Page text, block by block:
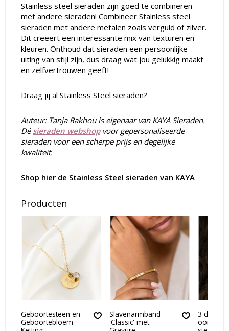
Stainless steel sieraden zijn goed te combineren
met andere sieraden! Combineer Stainless steel
sieraden met andere metalen zoals verguld of zilver.
Dit creëert een interessante mix van texturen en
kleuren. Onthoud dat sieraden een persoonlijke
uiting van stijl zijn, dus draag wat jou gelukkig maakt
en zelfvertrouwen geeft!
Draag jij al Stainless Steel sieraden?
Auteur: Tanja Rakhou is eigenaar van KAYA Sieraden.
Dé sieraden webshopvoor gepersonaliseerde
sieraden voor een scherpe prijs en degelijke
kwaliteit.
Shop hier de Stainless Steel sieraden van KAYA
Producten
Geboortesteen en
Geboortebloem
Slavenarmband
'Classic' met
3 delige